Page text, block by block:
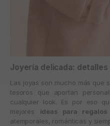
Joyería delicada: detalles
Las joyas son mucho más que
tesoros que aportan
cualquier look. Es por eso
mejores ideas para
atemporales, románticas y